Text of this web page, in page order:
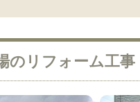
のリフォーム工事